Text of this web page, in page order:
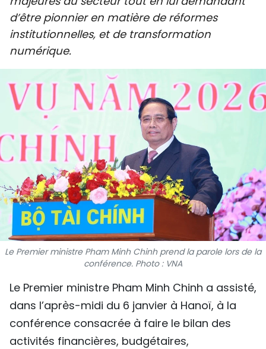
ENVIRONNEMENT
SPORT
PAYS NATAL
INTERNATIONAL
MÉGASTORIE
INFOGRAPHIE
PHOTO
VIDÉO
À PROPOS DU "PEUPLE"
TIẾNG VIỆT
ENGLISH
d’être pionnier en matière de réformes
institutionnelles, et de transformation
numérique.
Le Premier ministre Pham Minh Chinh prend la parole lors de la
conférence. Photo : VNA
Le Premier ministre Pham Minh Chinh a assisté,
dans l’après-midi du 6 janvier à Hanoï, à la
conférence consacrée à faire le bilan des
activités financières, budgétaires,